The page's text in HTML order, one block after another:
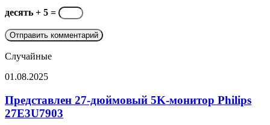
десять + 5 =
Случайные
Представлен
дюймовый
5K-
монитор
01.08.2025
Представлен 27-дюймовый 5K-монитор Philips
27E3U7903